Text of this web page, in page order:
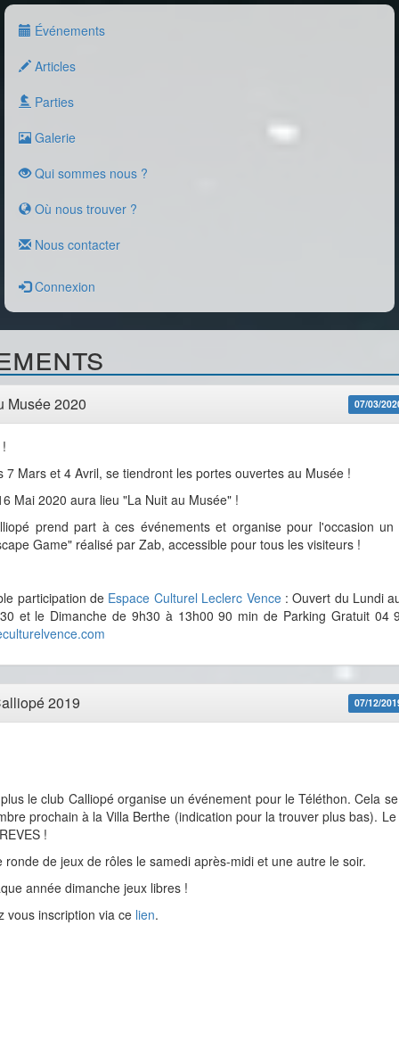
Événements
Articles
Parties
Galerie
Qui sommes nous ?
Où nous trouver ?
Nous contacter
Connexion
07/03/
Musée 2020
7 Mars et 4 Avril, se tiendront les portes ouvertes au Musée !
Mai 2020 aura lieu "La Nuit au Musée" !
prend part à ces événements et organise pour l'occasion
Game" réalisé par Zab, accessible pour tous les visiteurs !
participation de Espace Culturel Leclerc Vence: Ouvert du Lundi
et le Dimanche de 9h30 à 13h00 90 min de Parking Gratuit 04
07/12/
2019
le club Calliopé organise un événement pour le Téléthon. Cela
prochain à la Villa Berthe (indication pour la trouver plus bas).
!
ronde de jeux de rôles le samedi après-midi et une autre le soir.
année dimanche jeux libres !
vous inscription via ce lien.